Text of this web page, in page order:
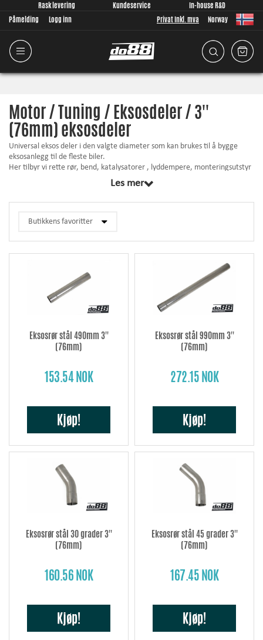
Rask levering Kundeservice
In-house R&D
Påmelding
Logg inn Privat Inkl. mva Norway
Motor / Tuning / Eksosdeler / 3''
(76mm) eksosdeler
Universal eksos deler i den valgte diameter som kan brukes til å bygge
eksosanlegg til de fleste biler.
Her tilbyr vi rette rør, bend, katalysatorer , lyddempere, monteringsutstyr
Les mer
Eksosrør stål 490mm 3''
(76mm)
153.54 NOK
Kjøp!
Eksosrør stål 990mm 3''
(76mm)
272.15 NOK
Kjøp!
Eksosrør stål 30 grader 3''
(76mm)
160.56 NOK
Kjøp!
Eksosrør stål 45 grader 3''
(76mm)
167.45 NOK
Kjøp!